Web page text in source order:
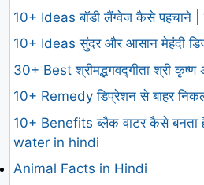
10+ Ideas बॉडी लैंग्वेज कैसे पहचाने |
10+ Ideas सुंदर और आसान मेहंदी
30+ Best श्रीमद्भगवद्गीता श्री
10+ Remedy डिप्रेशन से बाहर
10+ Benefits ब्लैक वाटर कैसे
water in hindi
Animal Facts in Hindi